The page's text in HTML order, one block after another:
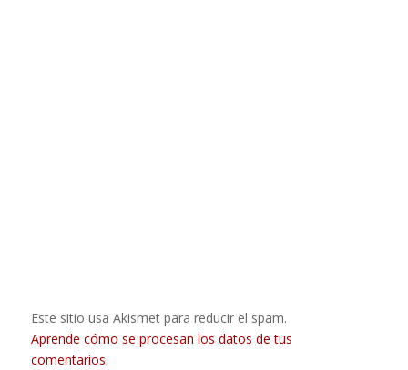
Este sitio usa Akismet para reducir el spam.
Aprende cómo se procesan los datos de tus
comentarios.